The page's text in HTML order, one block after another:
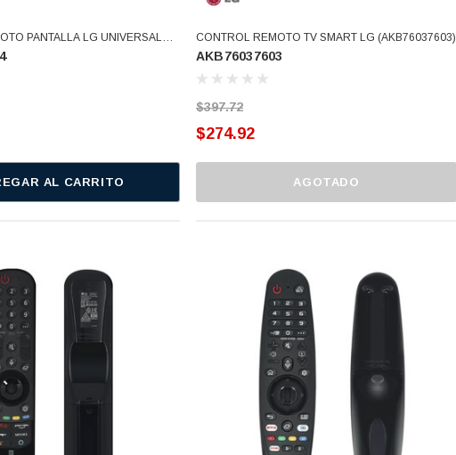
3366877-
3109,
BALERO 6006 ORIG SELLO
NEOPRENO 360130 W10239909
3934469
$30.68
AGREGAR AL CARRITO
PANTALLA LG UNIVERSAL
AL CARRITO
CONTROL REMOTO TV SMART LG (AKB76037603)
AKB76037603
$397.72
$274.92
AGOTADO